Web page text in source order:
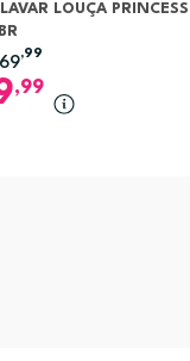
LOUÇA
,99
,99